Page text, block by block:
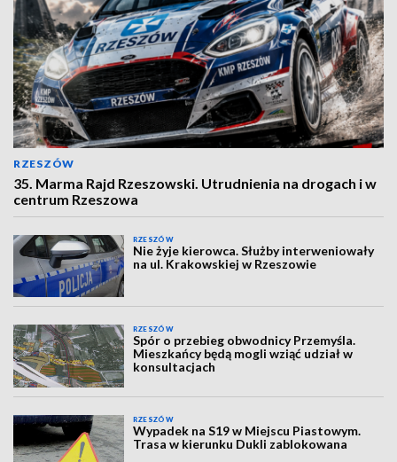
RZESZÓW
35. Marma Rajd Rzeszowski. Utrudnienia na drogach i w
centrum Rzeszowa
RZESZÓW
Nie żyje kierowca. Służby interweniowały
na ul. Krakowskiej w Rzeszowie
RZESZÓW
Spór o przebieg obwodnicy Przemyśla.
Mieszkańcy będą mogli wziąć udział w
konsultacjach
RZESZÓW
Wypadek na S19 w Miejscu Piastowym.
Trasa w kierunku Dukli zablokowana